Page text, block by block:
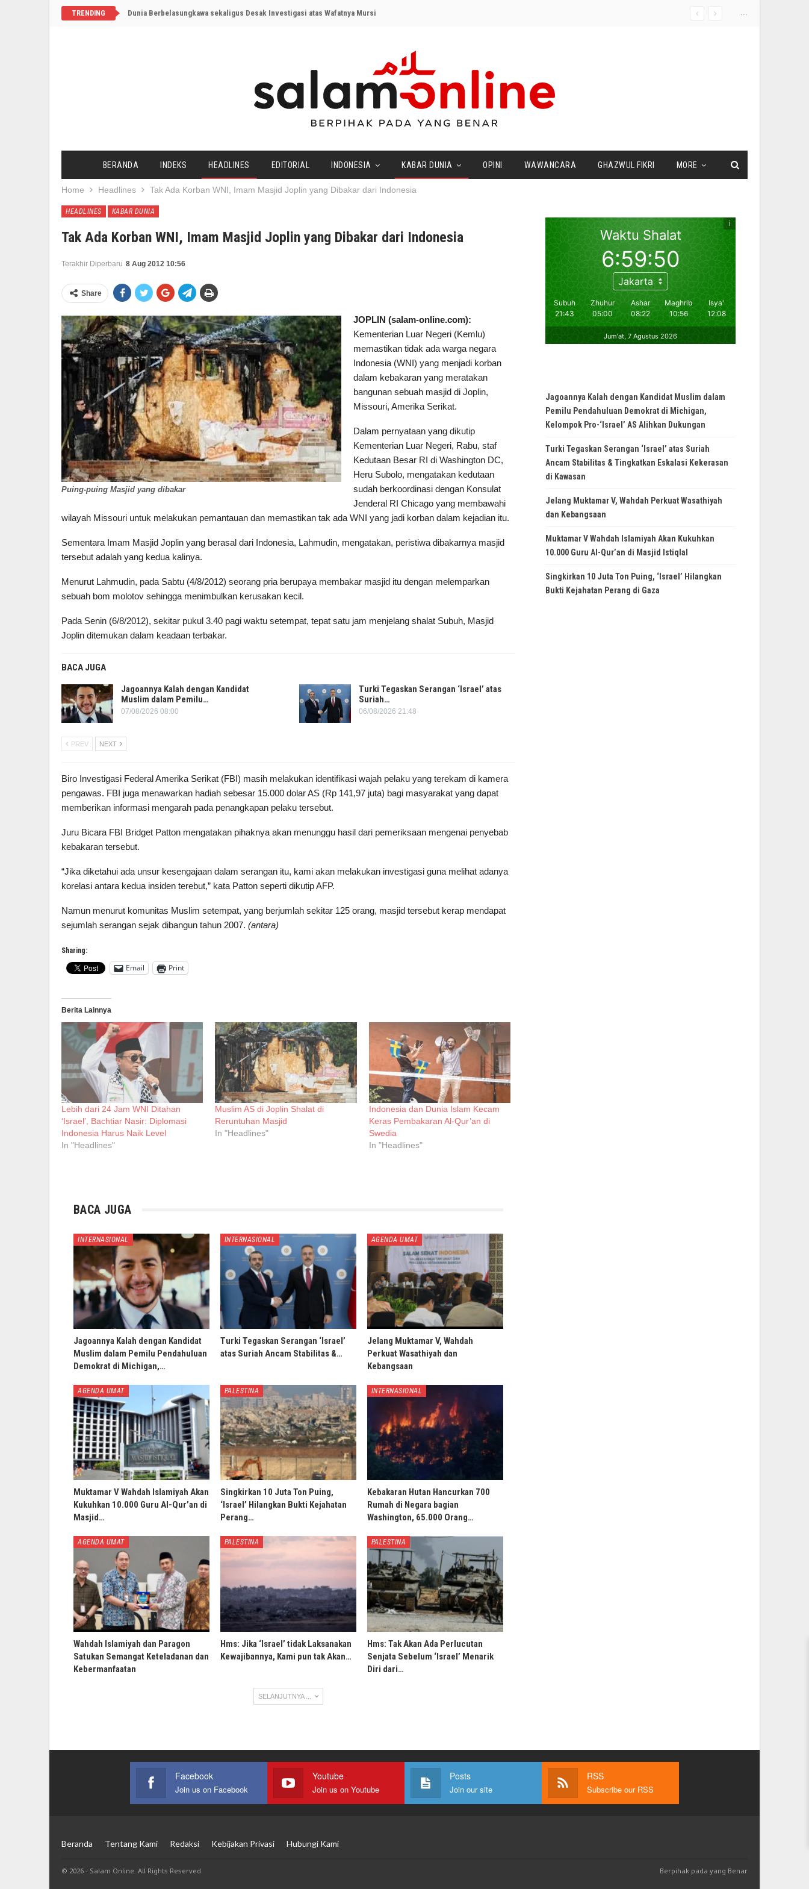
...
TRENDING Dunia Berbelasungkawa sekaligus Desak Investigasi atas Wafatnya Mursi
BERANDA INDEKS HEADLINES EDITORIAL INDONESIA KABAR DUNIA OPINI WAWANCARA GHAZWUL FIKRI MORE
Home Headlines Tak Ada Korban WNI, Imam Masjid Joplin yang Dibakar dari Indonesia
HEADLINES KABAR DUNIA
Tak Ada Korban WNI, Imam Masjid Joplin yang Dibakar dari Indonesia
Terakhir Diperbaru 8 Aug 2012 10:56
Share
Puing-puing Masjid yang dibakar
JOPLIN (salam-online.com):
Kementerian Luar Negeri (Kemlu)
memastikan tidak ada warga negara
Indonesia (WNI) yang menjadi korban
dalam kebakaran yang meratakan
bangunan sebuah masjid di Joplin,
Missouri, Amerika Serikat.
Dalam pernyataan yang dikutip
Kementerian Luar Negeri, Rabu, staf
Kedutaan Besar RI di Washington DC,
Heru Subolo, mengatakan kedutaan
sudah berkoordinasi dengan Konsulat
Jenderal RI Chicago yang membawahi
wilayah Missouri untuk melakukan pemantauan dan memastikan tak ada WNI yang jadi korban dalam kejadian itu.
Sementara Imam Masjid Joplin yang berasal dari Indonesia, Lahmudin, mengatakan, peristiwa dibakarnya masjid
tersebut adalah yang kedua kalinya.
Menurut Lahmudin, pada Sabtu (4/8/2012) seorang pria berupaya membakar masjid itu dengan melemparkan
sebuah bom molotov sehingga menimbulkan kerusakan kecil.
Pada Senin (6/8/2012), sekitar pukul 3.40 pagi waktu setempat, tepat satu jam menjelang shalat Subuh, Masjid
Joplin ditemukan dalam keadaan terbakar.
BACA JUGA
Jagoannya Kalah dengan Kandidat
Muslim dalam Pemilu…
07/08/2026 08:00
Turki Tegaskan Serangan ‘Israel’ atas
Suriah…
06/08/2026 21:48
PREV NEXT
Biro Investigasi Federal Amerika Serikat (FBI) masih melakukan identifikasi wajah pelaku yang terekam di kamera
pengawas. FBI juga menawarkan hadiah sebesar 15.000 dolar AS (Rp 141,97 juta) bagi masyarakat yang dapat
memberikan informasi mengarah pada penangkapan pelaku tersebut.
Juru Bicara FBI Bridget Patton mengatakan pihaknya akan menunggu hasil dari pemeriksaan mengenai penyebab
kebakaran tersebut.
“Jika diketahui ada unsur kesengajaan dalam serangan itu, kami akan melakukan investigasi guna melihat adanya
korelasi antara kedua insiden terebut,” kata Patton seperti dikutip AFP.
Namun menurut komunitas Muslim setempat, yang berjumlah sekitar 125 orang, masjid tersebut kerap mendapat
sejumlah serangan sejak dibangun tahun 2007. (antara)
Sharing:
Email Print
Berita Lainnya
Lebih dari 24 Jam WNI Ditahan
‘Israel’, Bachtiar Nasir: Diplomasi
Indonesia Harus Naik Level
In "Headlines"
Muslim AS di Joplin Shalat di
Reruntuhan Masjid
In "Headlines"
Indonesia dan Dunia Islam Kecam
Keras Pembakaran Al-Qur’an di
Swedia
In "Headlines"
BACA JUGA
INTERNASIONAL
Jagoannya Kalah dengan Kandidat
Muslim dalam Pemilu Pendahuluan
Demokrat di Michigan,…
INTERNASIONAL
Turki Tegaskan Serangan ‘Israel’
atas Suriah Ancam Stabilitas &…
AGENDA UMAT
Jelang Muktamar V, Wahdah
Perkuat Wasathiyah dan
Kebangsaan
AGENDA UMAT
Muktamar V Wahdah Islamiyah Akan
Kukuhkan 10.000 Guru Al-Qur’an di
Masjid…
PALESTINA
Singkirkan 10 Juta Ton Puing,
‘Israel’ Hilangkan Bukti Kejahatan
Perang…
INTERNASIONAL
Kebakaran Hutan Hancurkan 700
Rumah di Negara bagian
Washington, 65.000 Orang…
AGENDA UMAT
Wahdah Islamiyah dan Paragon
Satukan Semangat Keteladanan dan
Kebermanfaatan
PALESTINA
Hms: Jika ‘Israel’ tidak Laksanakan
Kewajibannya, Kami pun tak Akan…
PALESTINA
Hms: Tak Akan Ada Perlucutan
Senjata Sebelum ‘Israel’ Menarik
Diri dari…
SELANJUTNYA ...
Jagoannya Kalah dengan Kandidat Muslim dalam
Pemilu Pendahuluan Demokrat di Michigan,
Kelompok Pro-‘Israel’ AS Alihkan Dukungan
Turki Tegaskan Serangan ‘Israel’ atas Suriah
Ancam Stabilitas & Tingkatkan Eskalasi Kekerasan
di Kawasan
Jelang Muktamar V, Wahdah Perkuat Wasathiyah
dan Kebangsaan
Muktamar V Wahdah Islamiyah Akan Kukuhkan
10.000 Guru Al-Qur’an di Masjid Istiqlal
Singkirkan 10 Juta Ton Puing, ‘Israel’ Hilangkan
Bukti Kejahatan Perang di Gaza
Facebook
Join us on Facebook
Youtube
Join us on Youtube
Posts
Join our site
RSS
Subscribe our RSS
Beranda Tentang Kami Redaksi Kebijakan Privasi Hubungi Kami
© 2026 - Salam Online. All Rights Reserved. Berpihak pada yang Benar